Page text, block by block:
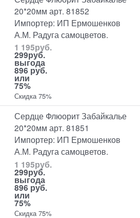
20*20мм арт. 81852
Импортер: ИП Ермошенков
А.М. Радуга самоцветов.
1 195руб.
299руб.
выгода
896 руб.
или
75%
Скидка 75%
Сердце Флюорит Забайкалье
20*20мм арт. 81851
Импортер: ИП Ермошенков
А.М. Радуга самоцветов.
1 195руб.
299руб.
выгода
896 руб.
или
75%
Скидка 75%